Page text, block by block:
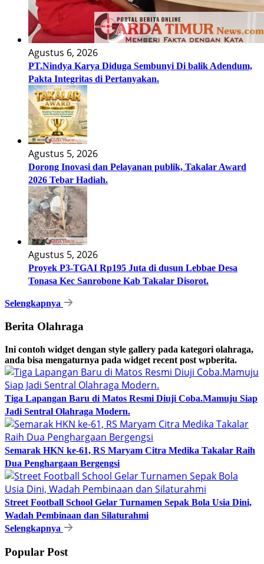
Agustus 6, 2026
PT.Nindya Karya Diduga Sembunyi Di balik Adendum,
Pakta Integritas di Pertanyakan.
Agustus 5, 2026
Dorong Inovasi dan Pelayanan publik, Takalar Award
2026 Tebar Hadiah.
Agustus 5, 2026
Proyek P3-TGAI Rp195 Juta di dusun Lebbae Desa
Tonasa Kec Sanrobone Kab Takalar Disorot.
Selengkapnya
Berita Olahraga
Ini contoh widget dengan style gallery pada kategori olahraga,
anda bisa mengaturnya pada widget recent post wpberita.
Tiga Lapangan Baru di Matos Resmi Diuji Coba.Mamuju Siap
Jadi Sentral Olahraga Modern.
Semarak HKN ke-61, RS Maryam Citra Medika Takalar Raih
Dua Penghargaan Bergengsi
Street Football School Gelar Turnamen Sepak Bola Usia Dini,
Wadah Pembinaan dan Silaturahmi
Selengkapnya
Popular Post